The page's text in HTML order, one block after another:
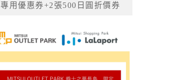
專用優惠券+2張500日圓折價券